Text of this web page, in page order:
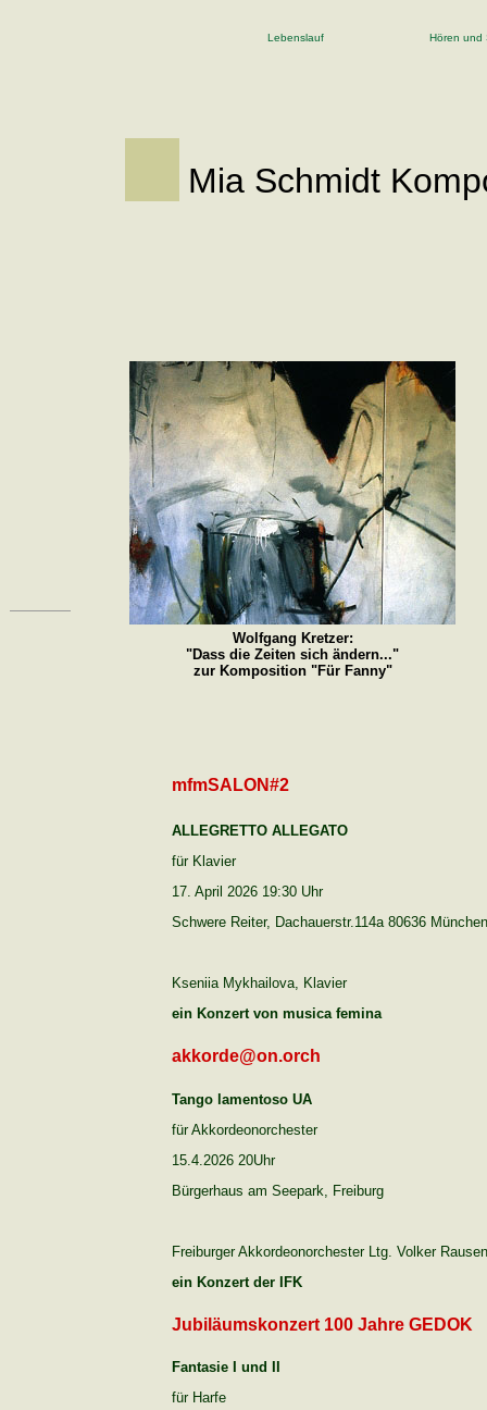
Lebenslauf Hören und
Mia Schmidt
Wolfgang Kretzer:
"Dass die Zeiten sich ändern..."
zur Komposition "Für Fanny"
mfmSALON#2
ALLEGRETTO ALLEGATO
für Klavier
17. April 2026 19:30 Uhr
Schwere Reiter, Dachauerstr.114a 80636 München
Kseniia Mykhailova, Klavier
ein Konzert von musica femina
akkorde@on.orch
Tango lamentoso UA
für Akkordeonorchester
15.4.2026 20Uhr
Bürgerhaus am Seepark, Freiburg
Freiburger Akkordeonorchester Ltg. Volker
ein Konzert der IFK
Jubiläumskonzert 100 Jahre GEDOK
Fantasie I und II
für Harfe